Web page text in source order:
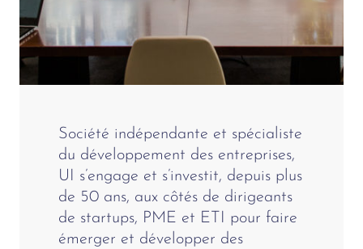
Société indépendante et spécialiste
du développement des entreprises,
UI s’engage et s’investit, depuis plus
de 50 ans, aux côtés de dirigeants
de startups, PME et ETI pour faire
émerger et développer des